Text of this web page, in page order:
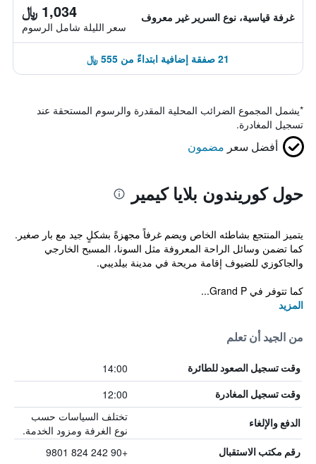
غرفة قياسية، نوع السرير غير معروف 1,034 ﷼
سعر الليلة شامل الرسوم
21 صفقة إضافية ابتداءً من 555 ﷼
*يشمل المجموع الضرائب المحلية المقدرة والرسوم المستحقة عند
تسجيل المغادرة.
أفضل سعر مضمون
حول كوريندون بلايا كيمير
يتميز المنتجع بشاطئه الخاص ويضم غرفاً مجهزةً بشكلٍ جيد مع بار صغير.
كما تضمن وسائل الراحة المعروفة مثل السونا، المسبح الخارجي
والجاكوزي للضيوف إقامة مريحة في مدينة بيلديبي.
كما تتوفر في Grand P...
المزيد
من الجيد أن تعلم
وقت تسجيل الصعود للطائرة 14:00
وقت تسجيل المغادرة 12:00
الدفع والإلغاء
تختلف السياسات حسب
نوع الغرفة ومزود الخدمة.
رقم مكتب الاستقبال +90 242 824 9801